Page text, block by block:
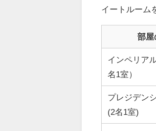
イートルーム
部屋
インペリア
名1室）
プレジデン
(2名1室)